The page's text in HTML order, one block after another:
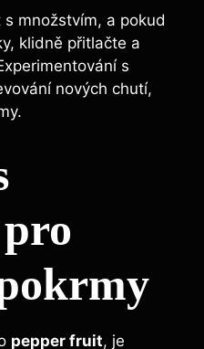
množstvím, a pokud
klidně přitlačte a
s
nových chutí,
pepper fruit, je